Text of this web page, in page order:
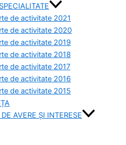
de activitate 2021
de activitate 2020
de activitate 2019
de activitate 2018
de activitate 2017
de activitate 2016
de activitate 2015
AVERE ȘI INTERESE